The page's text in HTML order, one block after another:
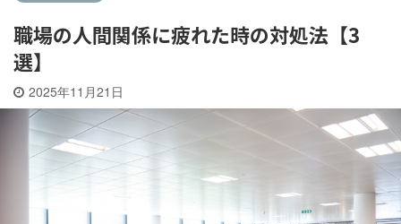
職場の人間関係に疲れた時の対処法【3
選】
2025年11月21日